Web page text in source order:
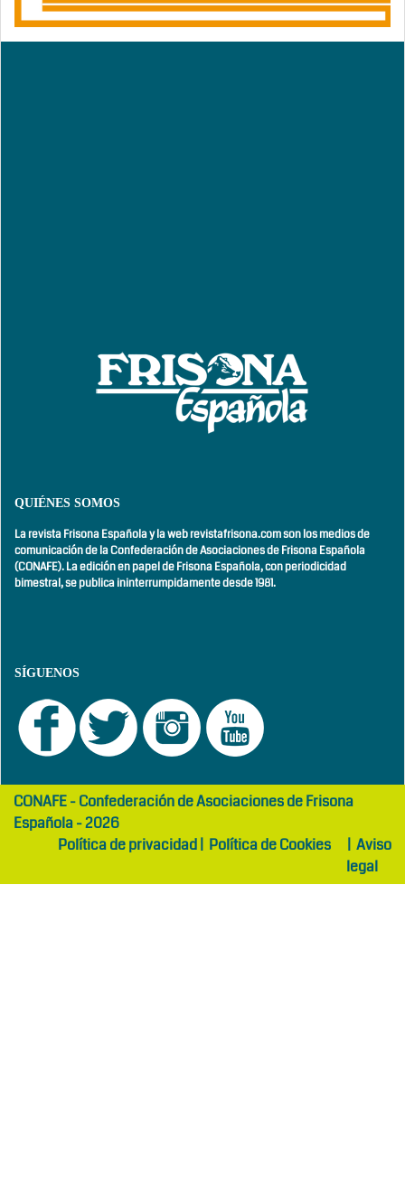
QUIÉNES SOMOS
La revista Frisona Española y la web revistafrisona.com son los medios de
comunicación de la Confederación de Asociaciones de Frisona Española
(CONAFE). La edición en papel de Frisona Española, conperiodicidad
bimestral,se publica ininterrumpidamente desde 1981.
SÍGUENOS
girls
abaya
maltepe
otelCONAFE - Confederación de Asociaciones de Frisona
Española - 2026
Política de privacidad| Política de Cookies | Aviso
legal